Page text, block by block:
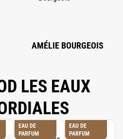
AMÉLIE BOURGEOIS
LES EAUX
EAU DE
PARFUM
EAU DE
PARFUM